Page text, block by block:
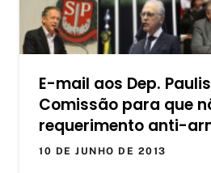
E-mail aos Dep.
Comissão para que
requerimento anti-
10 DE JUNHO DE 2013